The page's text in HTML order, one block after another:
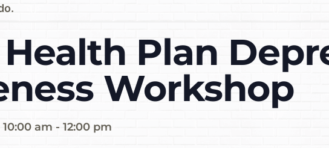
Health Plan
Workshop
am - 12:00 pm